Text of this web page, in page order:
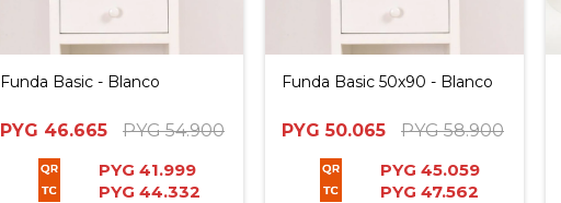
Funda Basic - Blanco
PYG 46.665 PYG 54.900
PYG 41.999
PYG 44.332
Funda Basic 50x90 - Blanco
PYG 50.065 PYG 58.900
PYG 45.059
PYG 47.562